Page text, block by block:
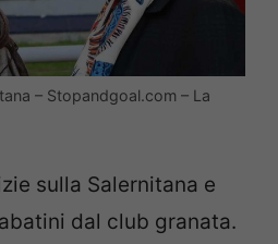
– Stopandgoal.com – La
sulla Salernitana e
dal club granata.